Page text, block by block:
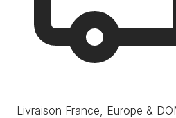
Livraison France, Europe &